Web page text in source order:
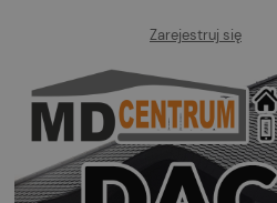
Zarejestruj się